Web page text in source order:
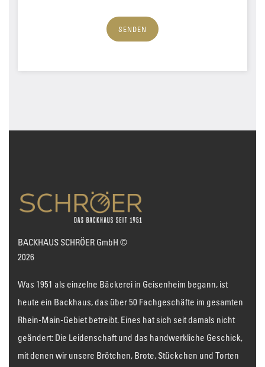
SENDEN
BACKHAUS SCHRÖER GmbH ©
2026
Was 1951 als einzelne Bäckerei in Geisenheim begann, ist
heute ein Backhaus, das über 50 Fachgeschäfte im gesamten
Rhein-Main-Gebiet betreibt. Eines hat sich seit damals nicht
geändert: Die Leidenschaft und das handwerkliche Geschick,
mit denen wir unsere Brötchen, Brote, Stückchen und Torten